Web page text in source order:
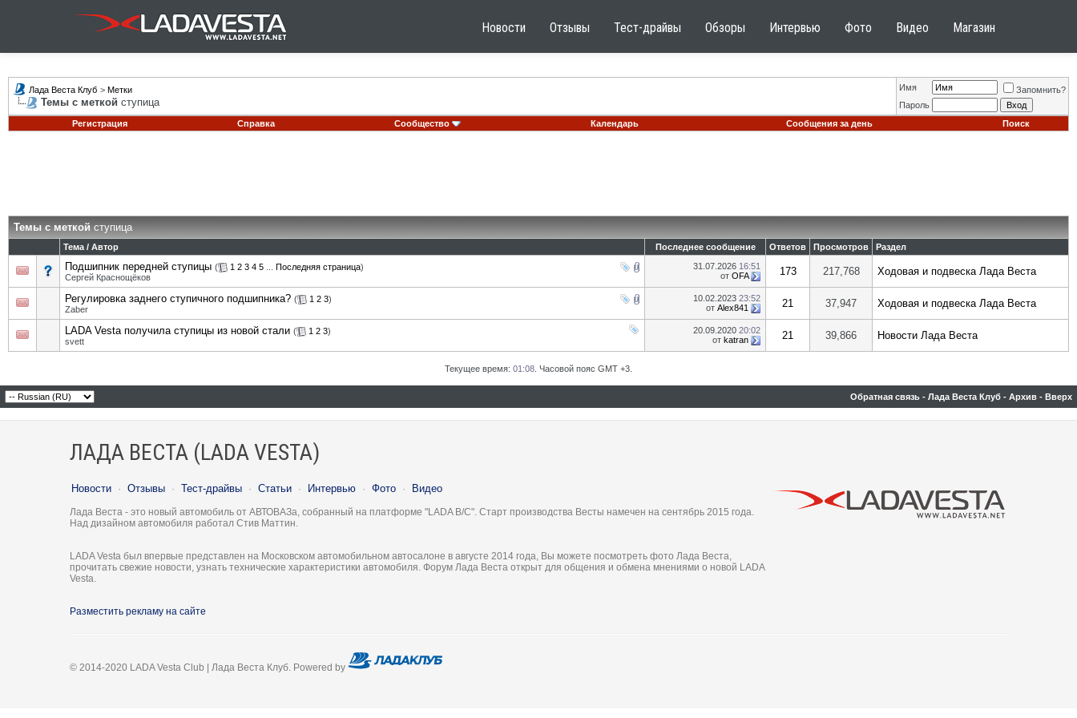
Новости Отзывы Тест-драйвы Обзоры Интервью Фото Видео Магазин
Лада Веста Клуб > Метки
Темы с меткой ступица
Имя
Запомнить?
Пароль
Регистрация
Справка Сообщество Календарь Сообщения за день Поиск
Темы с меткойступица
Тема / Автор Последнее сообщение Ответов Просмотров Раздел
Подшипник передней ступицы ( 1 2 3 4 5 Последняя страница)
Сергей Краснощёков
31.07.2026 16:51
от OFA 173 217,768 Ходовая и подвеска Лада Веста
Регулировка заднего ступичного подшипника? ( 1 2 3)
Zaber
10.02.2023 23:52
от Alex841 21 37,947 Ходовая и подвеска Лада Веста
LADA Vesta получила ступицы из новой стали ( 1 2 3)
svett
20.09.2020 20:02
от katran 21 39,866 Новости Лада Веста
Текущее время: 01:08 . Часовой пояс GMT +3.
Обратная связь - Лада Веста Клуб - Архив - Вверх
ЛАДА ВЕСТА (LADA VESTA)
Новости · Отзывы · Тест-драйвы · Статьи · Интервью · Фото · Видео
Лада Веста - это новый автомобиль от АВТОВАЗа, собранный на платформе "LADA B/C". Старт производства Весты намечен на сентябрь 2015 года.
Над дизайном автомобиля работал Стив Маттин.
LADA Vesta был впервые представлен на Московском автомобильном автосалоне в августе 2014 года, Вы можете посмотреть фото Лада Веста,
прочитать свежие новости, узнать технические характеристики автомобиля. Форум Лада Веста открыт для общения и обмена мнениями о новой LADA
Vesta.
Разместить рекламу на сайте
© 2014-2020 LADA Vesta Club | Лада Веста Клуб. Powered by